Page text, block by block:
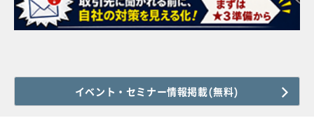
イベント・セミナー情報掲載(無料)